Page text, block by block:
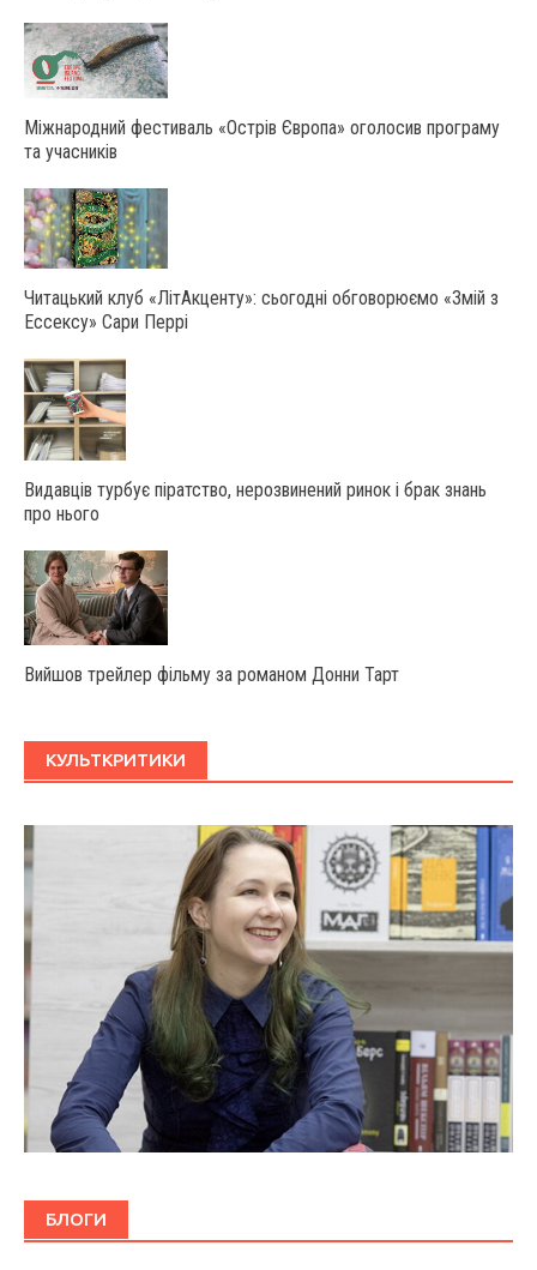
Міжнародний фестиваль «Острів Європа» оголосив програму
та учасників
Читацький клуб «ЛітАкценту»: сьогодні обговорюємо «Змій з
Ессексу» Сари Перрі
Видавців турбує піратство, нерозвинений ринок і брак знань
про нього
Вийшов трейлер фільму за романом Донни Тарт
КУЛЬТКРИТИКИ
БЛОГИ